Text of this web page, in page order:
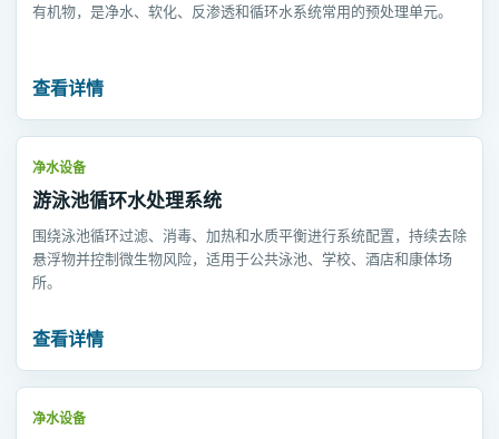
有机物，是净水、软化、反渗透和循环水系统常用的预处理单元。
查看详情
净水设备
游泳池循环水处理系统
围绕泳池循环过滤、消毒、加热和水质平衡进行系统配置，持续去除
悬浮物并控制微生物风险，适用于公共泳池、学校、酒店和康体场
所。
查看详情
净水设备